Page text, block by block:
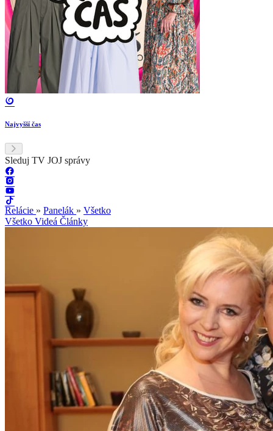
Najvyšší čas
Sleduj TV JOJ správy
Relácie » Panelák » Všetko
Všetko Videá Články